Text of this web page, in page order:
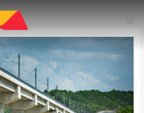
QUIENES SOMOS
COMPLEMENTARIOS